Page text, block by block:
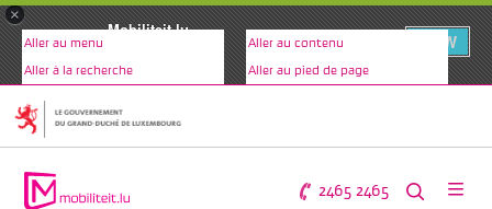
×
Mobiliteit.lu
VIEW
Aller au menu Aller au contenu
Aller à la recherche Aller au pied de page
2465 2465